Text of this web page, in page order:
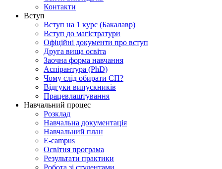
Контакти
Вступ
Вступ на 1 курс (Бакалавр)
Вступ до магістратури
Офіційні документи про вступ
Друга вища освіта
Заочна форма навчання
Aспірантура (PhD)
Чому слід обирати СП?
Відгуки випускників
Працевлаштування
Навчальний процес
Розклад
Навчальна документація
Навчальний план
E-campus
Освітня програма
Результати практики
Робота зі студентами